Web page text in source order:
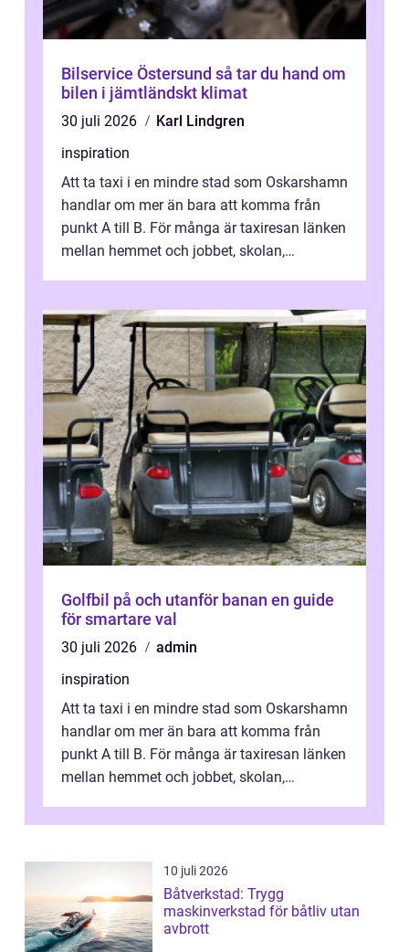
Bilservice Östersund så tar du hand om
bilen i jämtländskt klimat
30 juli 2026
Karl Lindgren
inspiration
Att ta taxi i en mindre stad som Oskarshamn
handlar om mer än bara att komma från
punkt A till B. För många är taxiresan länken
mellan hemmet och jobbet, skolan,
Golfbil på och utanför banan en guide
för smartare val
30 juli 2026
admin
inspiration
Att ta taxi i en mindre stad som Oskarshamn
handlar om mer än bara att komma från
punkt A till B. För många är taxiresan länken
mellan hemmet och jobbet, skolan,
10 juli 2026
Båtverkstad: Trygg
maskinverkstad för båtliv utan
avbrott